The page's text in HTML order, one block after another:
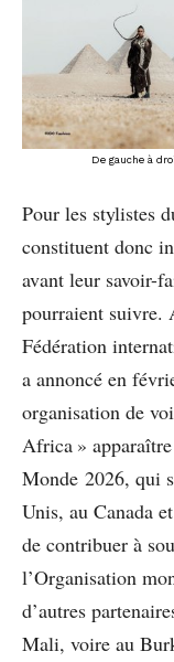
De gauche à
Pour les stylistes
constituent donc
avant leur savoir-
pourraient suivre.
Fédération
a annoncé en
organisation de
Africa »
Monde 2026, qui
Unis, au Canada
de contribuer à
l’Organisation
d’autres
Mali, voire au